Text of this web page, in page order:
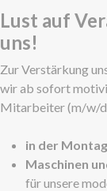
Lust auf
uns!
Zur Verstärkung
wir ab sofort
Mitarbeiter (m/w/
in der
Maschinen
für unsere